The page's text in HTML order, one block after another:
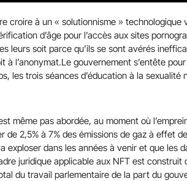
croire à un « solutionnisme » technologique
d’âge pour l’accès aux sites
leurs soit parce qu’ils se sont avérés
l’anonymat.Le gouvernement s’entête
les trois séances d’éducation à la sexualité
même pas abordée, au moment où
2,5% à 7% des émissions de gaz à effet
exploser dans les années à venir et que les
juridique applicable aux NFT est construit
du travail parlementaire de la part du